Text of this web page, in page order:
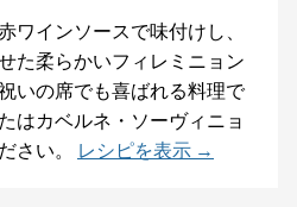
ワインソースで味付けし、
た柔らかいフィレミニョン
いの席でも喜ばれる料理で
はカベルネ・ソーヴィニョ
さい。
レシピを表示 →